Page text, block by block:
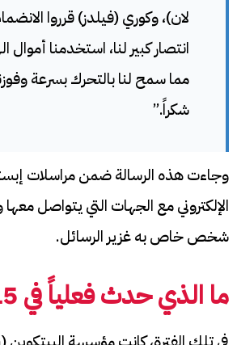
لان)، وكوري (فيلدز) قرروا
انتصار كبير لنا، استخدمنا أموال
مما سمح لنا بالتحرك بسرعة
شكراً.”
وجاءت هذه الرسالة ضمن مراسلات
الإلكتروني مع الجهات التي يتواصل معها
شخص خاص به غزير الرسائل.
ما الذي حدث فعلياً في 2015؟